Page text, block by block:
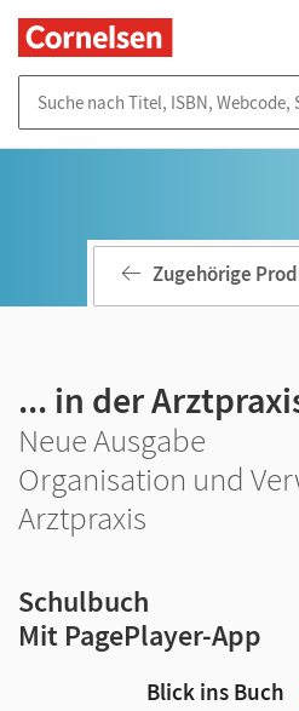
Blick ins Buch
Zugehörige
... in der
Neue Ausgabe
Organisation und
Arztpraxis
Schulbuch
Mit PagePlayer-App